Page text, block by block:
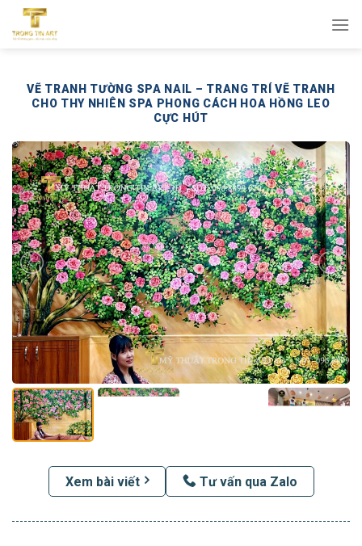
qua
VẼ TRANH TƯỜNG SPA NAIL – TRANG TRÍ VẼ TRANH
CHO THY NHIÊN SPA PHONG CÁCH HOA HỒNG LEO
CỰC HÚT
Xem bài viết Tư vấn qua Zalo